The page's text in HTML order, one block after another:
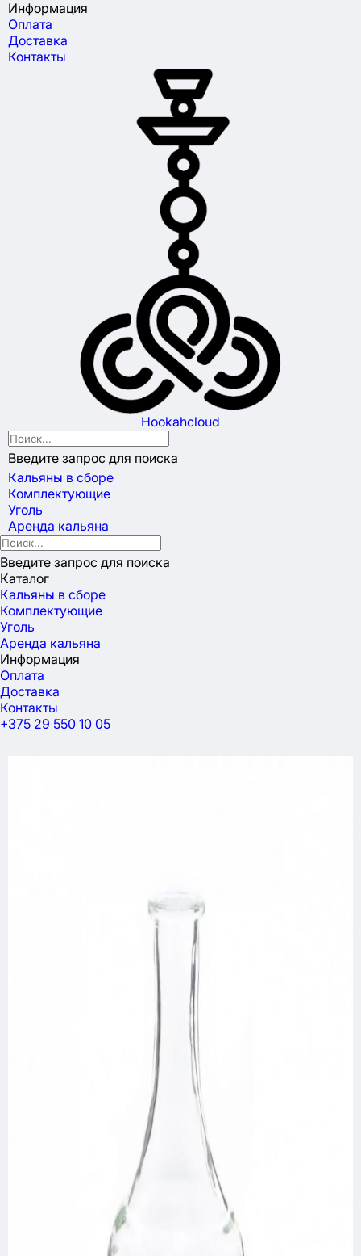
Информация
Оплата
Доставка
Контакты
Hookahcloud
Введите запрос для поиска
Кальяны в сборе
Комплектующие
Уголь
Аренда кальяна
Введите запрос для поиска
Каталог
Кальяны в сборе
Комплектующие
Уголь
Аренда кальяна
Информация
Оплата
Доставка
Контакты
+375 29 550 10 05